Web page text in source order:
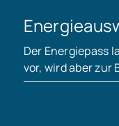
Der Energiepass
vor, wird aber